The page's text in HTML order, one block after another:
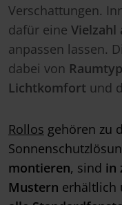
Verschattungen.
dafür eine Vielzahl
anpassen lassen.
dabei von Raumtyp
Lichtkomfort und
Rollos gehören zu
montieren, sind in
Mustern erhältlich